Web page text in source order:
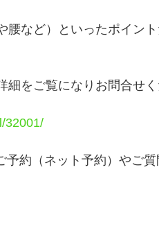
など）といったポイン
をご覧になりお問合せく
32001/
約（ネット予約）やご